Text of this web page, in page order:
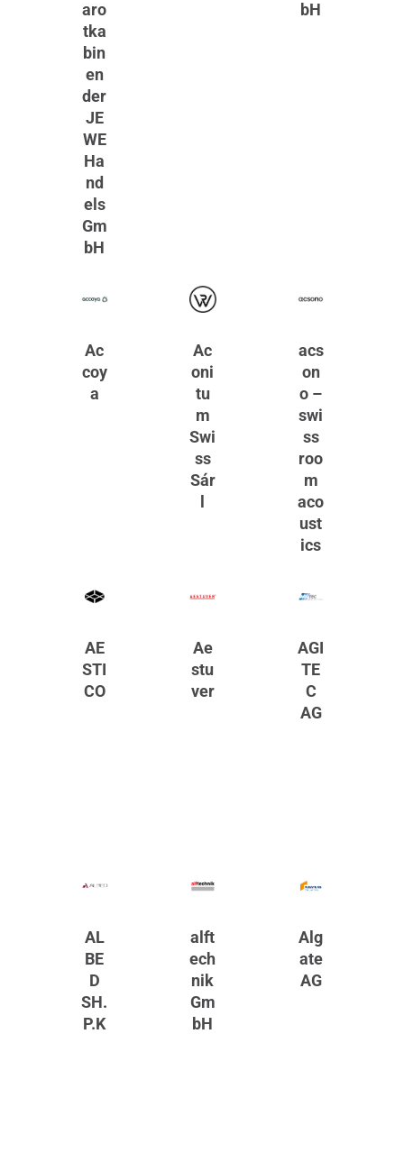
aro
tka
bin
en
der
JE
WE
Ha
nd
els
Gm
bH
bH
Ac
coy
a
Ac
oni
tu
m
Swi
ss
Sár
acs
on
o –
swi
ss
roo
m
aco
ust
ics
AE
STI
CO
Ae
stu
ver
AGI
TE
C
AG
AL
BE
D
SH.
P.K
alft
ech
nik
Gm
bH
Alg
ate
AG